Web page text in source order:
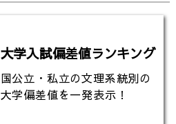
大学入試偏差値ランキング
国公立・私立の文理系統別の
大学偏差値を一発表示！